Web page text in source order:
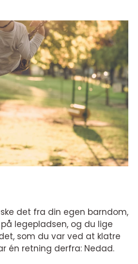
det fra din egen barndom,
legepladsen, og du lige
som du var ved at klatre
én retning derfra: Nedad.